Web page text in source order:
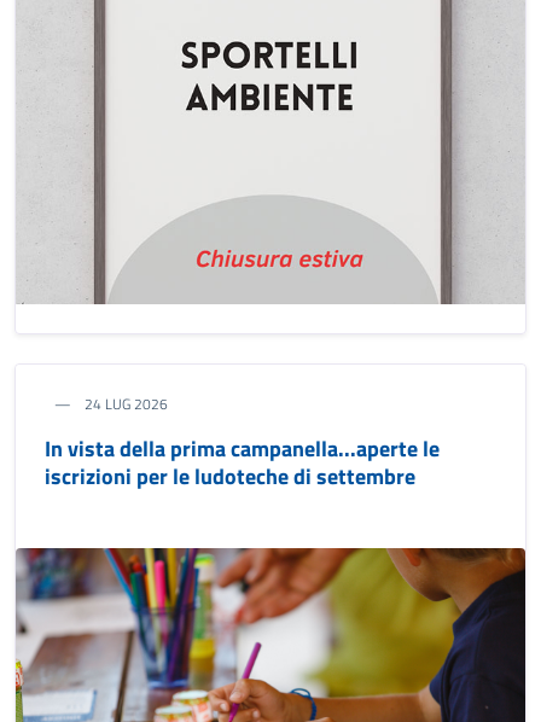
24 LUG 2026
In vista della prima campanella...aperte le
iscrizioni per le ludoteche di settembre